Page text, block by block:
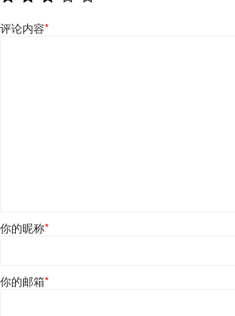
评论内容*
你的昵称*
你的邮箱*